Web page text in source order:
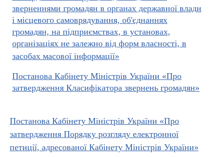
зверненнями громадян в органах державної влади
і місцевого самоврядування, об'єднаннях
громадян, на підприємствах, в установах,
організаціях не залежно від форм власності, в
засобах масової інформації»
Постанова Кабінету Міністрів України «Про
затвердження Класифікатора звернень громадян»
Постанова Кабінету Міністрів України «Про
затвердження Порядку розгляду електронної
петиції, адресованої Кабінету Міністрів України»